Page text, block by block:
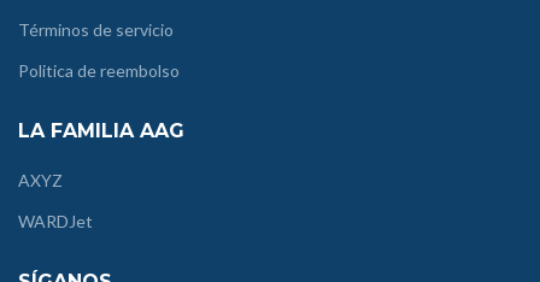
Términos de servicio
Politica de reembolso
LA FAMILIA AAG
AXYZ
WARDJet